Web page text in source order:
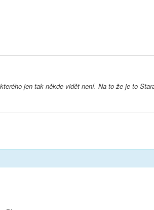
jen tak někde vidět není. Na to že je to